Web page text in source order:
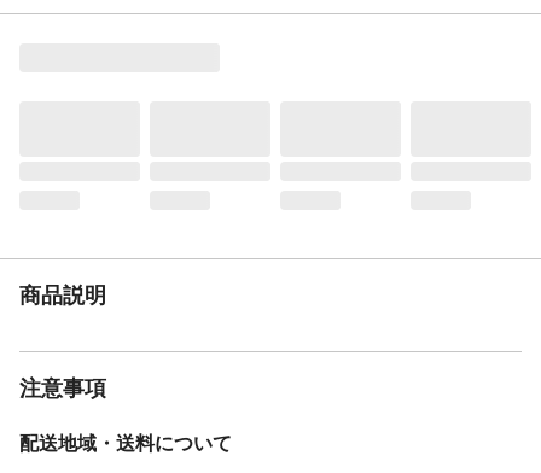
商品説明
注意事項
配送地域・送料について